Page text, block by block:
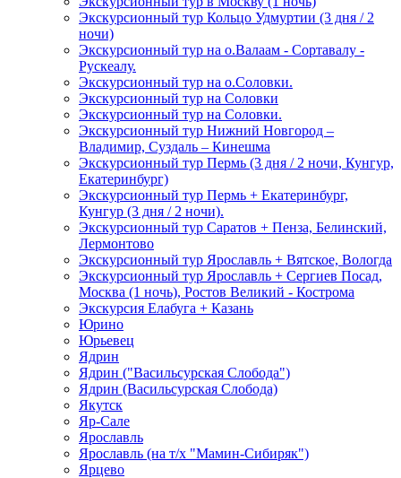
Экскурсионный тур Кольцо Удмуртии (3 дня / 2
ночи)
Экскурсионный тур на о.Валаам - Сортавалу -
Рускеалу.
Экскурсионный тур на о.Соловки.
Экскурсионный тур на Соловки
Экскурсионный тур на Соловки.
Экскурсионный тур Нижний Новгород –
Владимир, Суздаль – Кинешма
Экскурсионный тур Пермь (3 дня / 2 ночи, Кунгур,
Екатеринбург)
Экскурсионный тур Пермь + Екатеринбург,
Кунгур (3 дня / 2 ночи).
Экскурсионный тур Саратов + Пенза, Белинский,
Лермонтово
Экскурсионный тур Ярославль + Вятское, Вологда
Экскурсионный тур Ярославль + Сергиев Посад,
Москва (1 ночь), Ростов Великий - Кострома
Экскурсия Елабуга + Казань
Юрино
Юрьевец
Ядрин
Ядрин ("Васильсурская Слобода")
Ядрин (Васильсурская Слобода)
Якутск
Яр-Сале
Ярославль
Ярославль (на т/х "Мамин-Сибиряк")
Ярцево